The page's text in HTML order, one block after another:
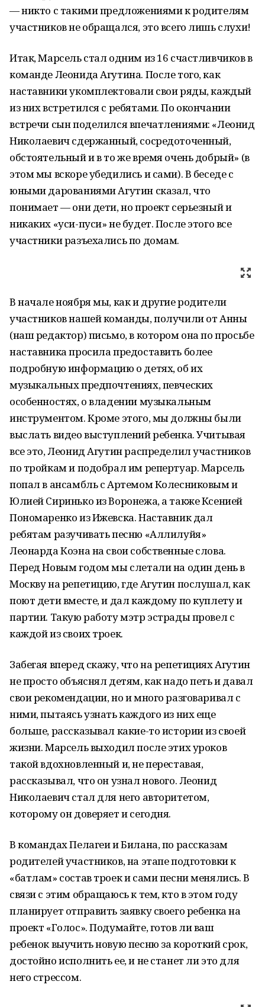
— никто с такими предложениями к родителям
участников не обращался, это всего лишь слухи!
Итак, Марсель стал одним из 16 счастливчиков в
команде Леонида Агутина. После того, как
наставники укомплектовали свои ряды, каждый
из них встретился с ребятами. По окончании
встречи сын поделился впечатлениями: «Леонид
Николаевич сдержанный, сосредоточенный,
обстоятельный и в то же время очень добрый» (в
этом мы вскоре убедились и сами). В беседе с
юными дарованиями Агутин сказал, что
понимает — они дети, но проект серьезный и
никаких «уси-пуси» не будет. После этого все
участники разъехались по домам.
В начале ноября мы, как и другие родители
участников нашей команды, получили от Анны
(наш редактор) письмо, в котором она по просьбе
наставника просила предоставить более
подробную информацию о детях, об их
музыкальных предпочтениях, певческих
особенностях, о владении музыкальным
инструментом. Кроме этого, мы должны были
выслать видео выступлений ребенка. Учитывая
все это, Леонид Агутин распределил участников
по тройкам и подобрал им репертуар. Марсель
попал в ансамбль с Артемом Колесниковым и
Юлией Сиринько из Воронежа, а также Ксенией
Пономаренко из Ижевска. Наставник дал
ребятам разучивать песню «Аллилуйя»
Леонарда Коэна на свои собственные слова.
Перед Новым годом мы слетали на один день в
Москву на репетицию, где Агутин послушал, как
поют дети вместе, и дал каждому по куплету и
партии. Такую работу мэтр эстрады провел с
каждой из своих троек.
Забегая вперед скажу, что на репетициях Агутин
не просто объяснял детям, как надо петь и давал
свои рекомендации, но и много разговаривал с
ними, пытаясь узнать каждого из них еще
больше, рассказывал какие-то истории из своей
жизни. Марсель выходил после этих уроков
такой вдохновленный и, не переставая,
рассказывал, что он узнал нового. Леонид
Николаевич стал для него авторитетом,
которому он доверяет и сегодня.
В командах Пелагеи и Билана, по рассказам
родителей участников, на этапе подготовки к
«батлам» состав троек и сами песни менялись. В
связи с этим обращаюсь к тем, кто в этом году
планирует отправить заявку своего ребенка на
проект «Голос». Подумайте, готов ли ваш
ребенок выучить новую песню за короткий срок,
достойно исполнить ее, и не станет ли это для
него стрессом.